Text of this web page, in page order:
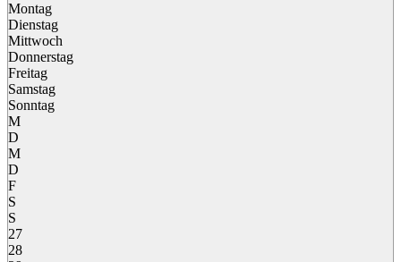
Montag
Dienstag
Mittwoch
Donnerstag
Freitag
Samstag
Sonntag
M
D
M
D
F
S
S
27
28